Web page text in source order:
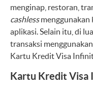
menginap, restoran,
cashlessmenggunakan
aplikasi. Selain itu, di
transaksi
Kartu Kredit Visa
Kartu Kredit Visa